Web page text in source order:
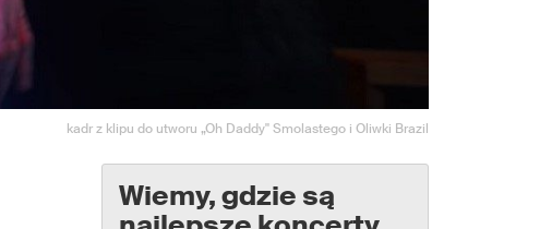
kadr z klipu do utworu „Oh Daddy" Smolastego i Oliwki Brazil
Wiemy, gdzie są